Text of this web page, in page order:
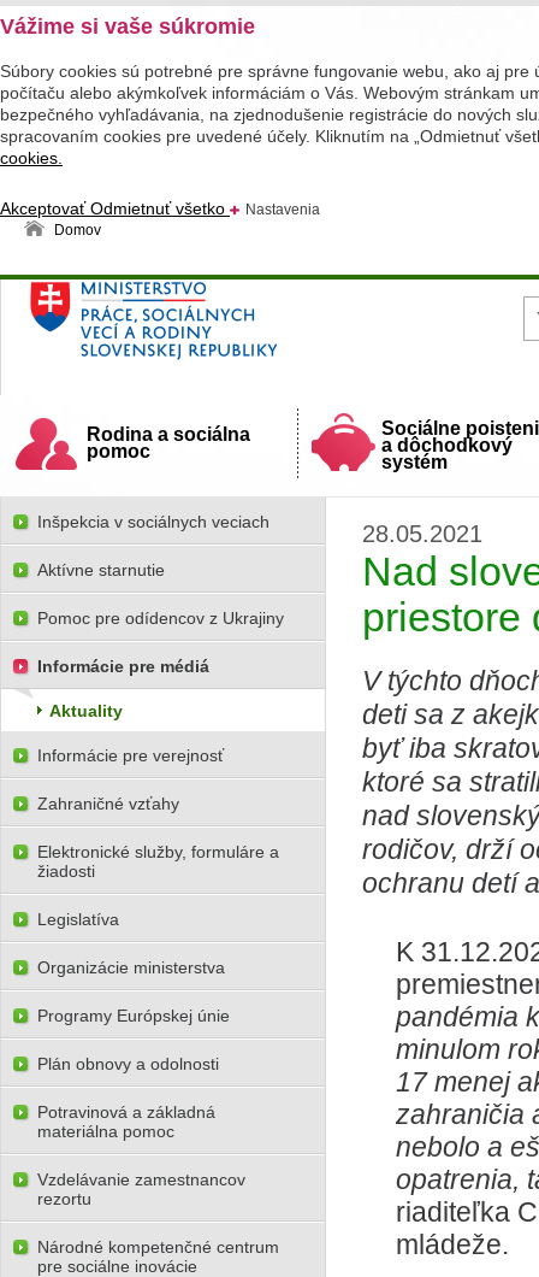
Vážime si vaše súkromie
Súbory cookies sú potrebné pre správne fungovanie webu, ako aj
počítaču alebo akýmkoľvek informáciám o Vás. Webovým stránkam
bezpečného vyhľadávania, na zjednodušenie registrácie do nových
spracovaním cookies pre uvedené účely. Kliknutím na „Odmietnuť
cookies.
AkceptovaťOdmietnuť všetko
Nastavenia
Domov
Ministerstvo práce, sociálnych vecí a rodiny
Slovenskej republiky
Rodina a sociálna
pomoc
Sociálne
a dôchodkový
systém
28.05.2021
Nad
priestore
V týchto
deti sa z
byť iba
ktoré sa
nad
rodičov, drží
ochranu detí
K
pandémia
minulom
17 menej
zahraničia
nebolo a
opatrenia,
riaditeľka
mládeže.
Inšpekcia v sociálnych veciach
Aktívne starnutie
Pomoc pre odídencov z Ukrajiny
Informácie pre médiá
Aktuality
Informácie pre verejnosť
Zahraničné vzťahy
Elektronické služby, formuláre a
žiadosti
Legislatíva
Organizácie ministerstva
Programy Európskej únie
Plán obnovy a odolnosti
Potravinová a základná
materiálna pomoc
Vzdelávanie zamestnancov
rezortu
Národné kompetenčné centrum
pre sociálne inovácie